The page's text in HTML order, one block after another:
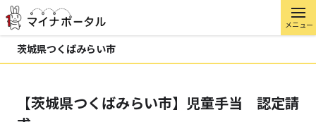
メニュー
茨城県つくばみらい市
【茨城県つくばみらい市】児童手当 認定請